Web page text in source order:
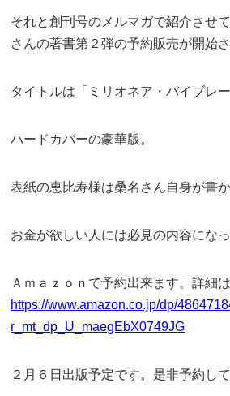
それと創刊号のメルマガで紹介させ
さんの著書第２弾の予約販売が開始さ
タイトルは「ミリオネア・バイブレ
ハードカバーの豪華版。
表紙の恵比寿様は桑名さん自身が書
お金が欲しい人には必見の内容にな
Ａｍａｚｏｎで予約出来ます。詳細
https://www.amazon.co.jp/dp/
r_mt_dp_U_maegEbX0749JG
２月６日出版予定です。是非予約し